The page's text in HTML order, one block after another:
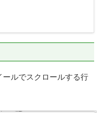
ールでスクロールする行